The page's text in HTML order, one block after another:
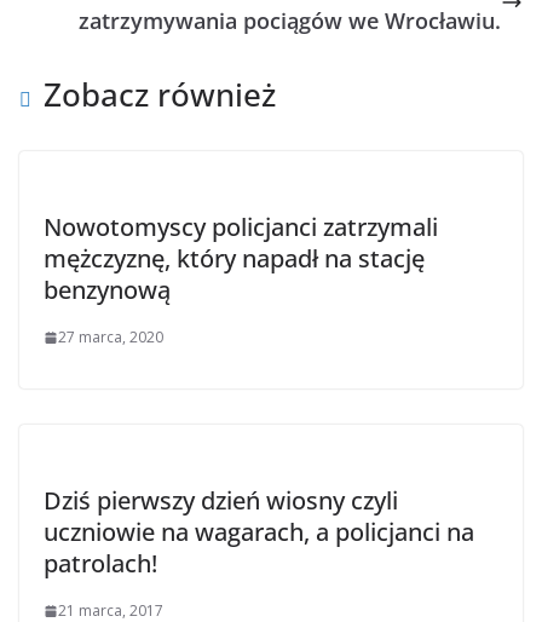
zatrzymywania pociągów we Wrocławiu.
Zobacz również
Nowotomyscy policjanci zatrzymali
mężczyznę, który napadł na stację
benzynową
27 marca, 2020
Dziś pierwszy dzień wiosny czyli
uczniowie na wagarach, a policjanci na
patrolach!
21 marca, 2017